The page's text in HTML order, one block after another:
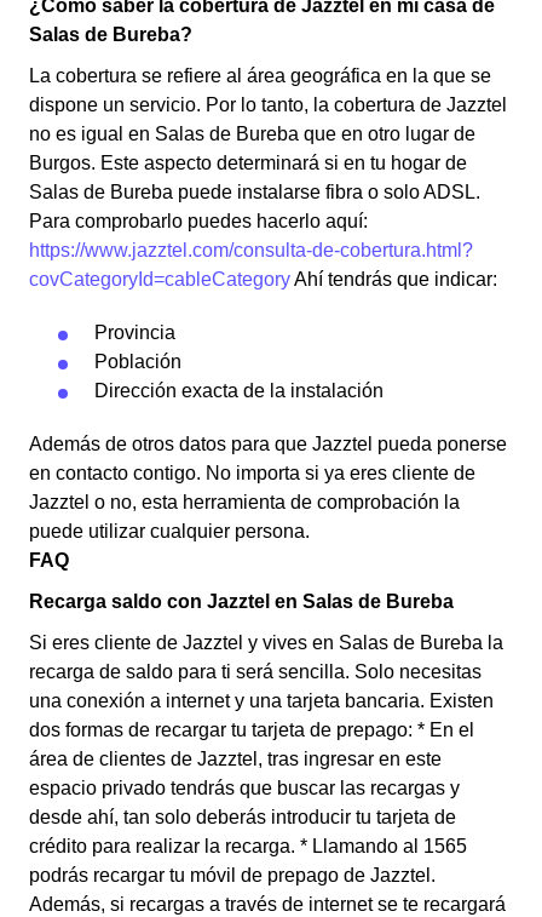
¿Cómo saber la cobertura de Jazztel en mi casa de
Salas de Bureba?
La cobertura se refiere al área geográfica en la que se
dispone un servicio. Por lo tanto, la cobertura de Jazztel
no es igual en Salas de Bureba que en otro lugar de
Burgos. Este aspecto determinará si en tu hogar de
Salas de Bureba puede instalarse fibra o solo ADSL.
Para comprobarlo puedes hacerlo aquí:
https://www.jazztel.com/consulta-de-cobertura.html?
covCategoryId=cableCategoryAhí tendrás que indicar:
Provincia
Población
Dirección exacta de la instalación
Además de otros datos para que Jazztel pueda ponerse
en contacto contigo. No importa si ya eres cliente de
Jazztel o no, esta herramienta de comprobación la
puede utilizar cualquier persona.
FAQ
Recarga saldo con Jazztel en Salas de Bureba
Si eres cliente de Jazztel y vives en Salas de Bureba la
recarga de saldo para ti será sencilla. Solo necesitas
una conexión a internet y una tarjeta bancaria. Existen
dos formas de recargar tu tarjeta de prepago: * En el
área de clientes de Jazztel, tras ingresar en este
espacio privado tendrás que buscar las recargas y
desde ahí, tan solo deberás introducir tu tarjeta de
crédito para realizar la recarga. * Llamando al 1565
podrás recargar tu móvil de prepago de Jazztel.
Además, si recargas a través de internet se te recargará